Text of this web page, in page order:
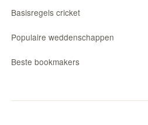
Basisregels cricket
Populaire weddenschappen
Beste bookmakers